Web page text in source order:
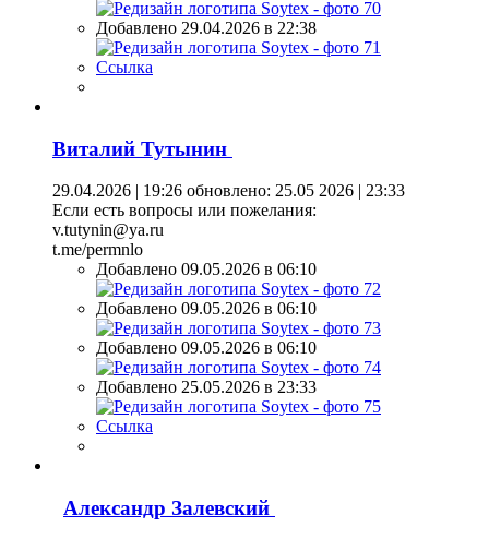
Добавлено 29.04.2026 в 22:38
Ссылка
Виталий Тутынин
29.04.2026 | 19:26 обновлено: 25.05 2026 | 23:33
Если есть вопросы или пожелания:
v.tutynin@ya.ru
t.me/permnlo
Добавлено 09.05.2026 в 06:10
Добавлено 09.05.2026 в 06:10
Добавлено 09.05.2026 в 06:10
Добавлено 25.05.2026 в 23:33
Ссылка
Александр Залевский